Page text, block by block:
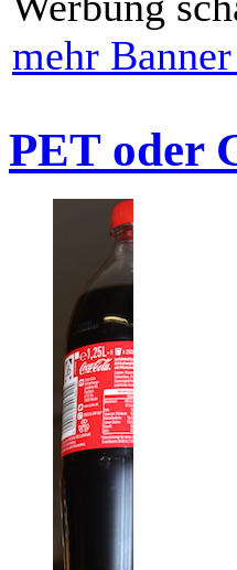
mehr
PET oder